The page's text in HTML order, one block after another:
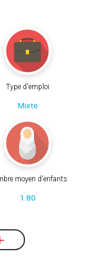
Type d'emploi
Mixte
moyen d'enfants
1.80